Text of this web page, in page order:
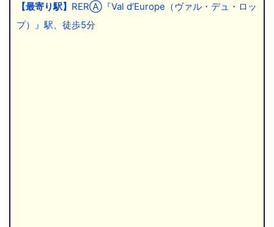
【最寄り駅】 RERⒶ『Val d’Europe（ヴァル・デュ・ロッ
プ）』駅、徒歩5分